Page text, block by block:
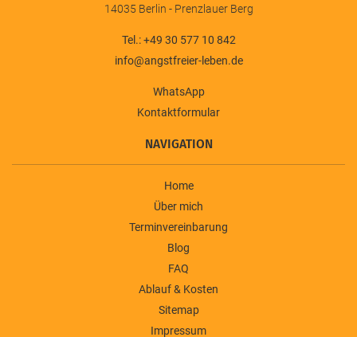
14035 Berlin - Prenzlauer Berg
Tel.: +49 30 577 10 842
info@angstfreier-leben.de
WhatsApp
Kontaktformular
NAVIGATION
Home
Über mich
Terminvereinbarung
Blog
FAQ
Ablauf & Kosten
Sitemap
Impressum